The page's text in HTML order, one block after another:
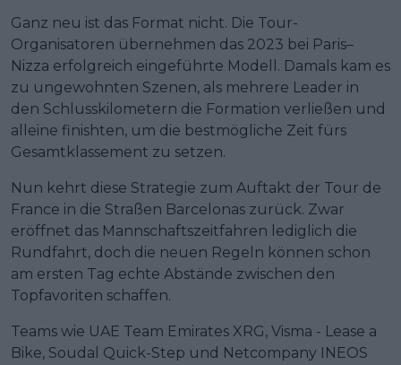
Ganz neu ist das Format nicht. Die Tour-
Organisatoren übernehmen das 2023 bei Paris–
Nizza erfolgreich eingeführte Modell. Damals kam es
zu ungewohnten Szenen, als mehrere Leader in
den Schlusskilometern die Formation verließen und
alleine finishten, um die bestmögliche Zeit fürs
Gesamtklassement zu setzen.
Nun kehrt diese Strategie zum Auftakt der Tour de
France in die Straßen Barcelonas zurück. Zwar
eröffnet das Mannschaftszeitfahren lediglich die
Rundfahrt, doch die neuen Regeln können schon
am ersten Tag echte Abstände zwischen den
Topfavoriten schaffen.
Teams wie UAE Team Emirates XRG, Visma - Lease a
Bike, Soudal Quick-Step und Netcompany INEOS